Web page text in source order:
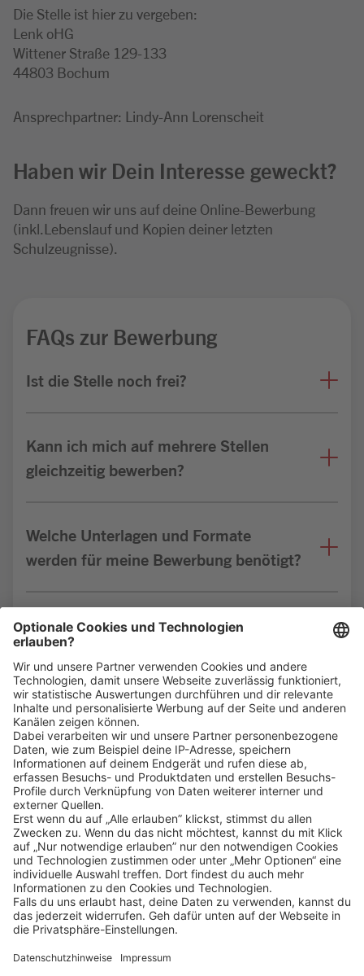
Die Stelle ist hier zu vergeben:
Lenk oHG
Wittener Straße 129-133
44803 Bochum
Ansprechpartner: Lindy-Ann Lorenscheit
Haben wir Dein Interesse geweckt?
Dann freuen wir uns auf deine Online-Bewerbung
(inkl.Lebenslauf und Kopien deiner letzten
Schulzeugnisse).
FAQs zur Bewerbung
Ist die Stelle noch frei?
Kann ich mich auf mehrere Stellen
gleichzeitig bewerben?
Welche Unterlagen und Formate
werden für meine Bewerbung benötigt?
Bin ich für die Stelle geeignet?
Klickehier, um alle offenen Jobs zu sehen.
Impressum Datenschutz
Privatsphäre-Einstellungen
FAQ
Veranstaltungen
Sitemap